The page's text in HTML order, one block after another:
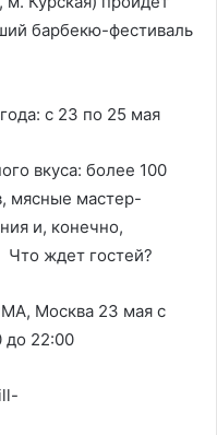
барбекю-фестиваль
вкуса: более 100
мясные мастер-
и, конечно,
ждет гостей?
Москва 23 мая с
до 22:00